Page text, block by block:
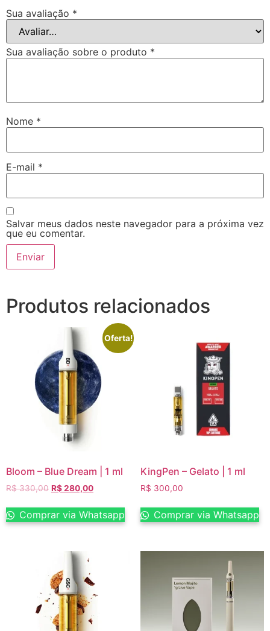
Sua avaliação *
Sua avaliação sobre o produto *
Nome *
E-mail *
Salvar meus dados neste navegador para a próxima vez
que eu comentar.
Produtos relacionados
Oferta!
Bloom – Blue Dream | 1 ml
R$330,00 R$280,00
Comprar via Whatsapp
KingPen – Gelato | 1 ml
R$ 300,00
Comprar via Whatsapp